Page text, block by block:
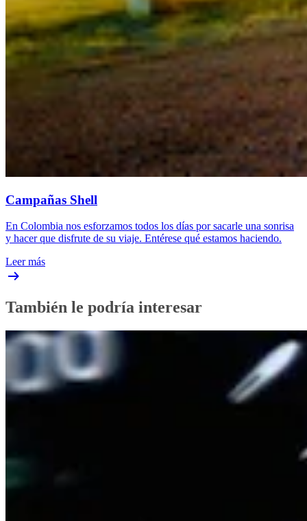
Campañas Shell
En Colombia nos esforzamos todos los días por sacarle una sonrisa
y hacer que disfrute de su viaje. Entérese qué estamos haciendo.
Leer más
También le podría interesar